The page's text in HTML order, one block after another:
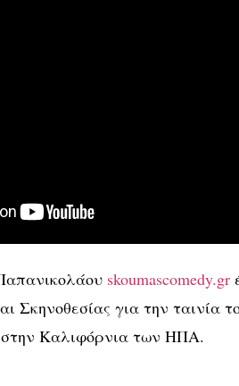
skoumascomedy.gr
Σκηνοθεσίας για την ταινία
στην Καλιφόρνια των ΗΠΑ.